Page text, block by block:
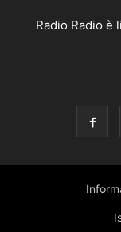
Radio Radio è